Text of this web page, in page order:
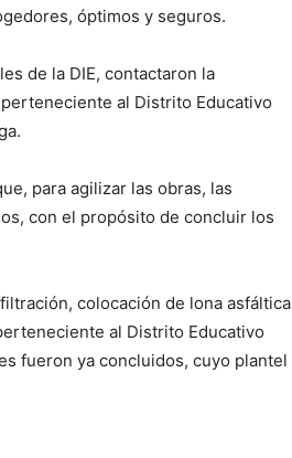
óptimos y seguros.
de la DIE, contactaron la
al Distrito Educativo
para agilizar las obras, las
con el propósito de concluir los
colocación de lona asfáltica
al Distrito Educativo
fueron ya concluidos, cuyo plantel